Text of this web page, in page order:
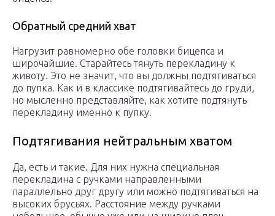
Обратный средний хват
Нагрузит равномерно обе головки бицепса и
широчайшие. Старайтесь тянуть перекладину к
животу. Это не значит, что вы должны подтягиваться
до пупка. Как и в классике подтягивайтесь до груди,
но мысленно представляйте, как хотите подтянуть
перекладину именно к пупку.
Подтягивания нейтральным хватом
Да, есть и такие. Для них нужна специальная
перекладина с ручками направленными
параллельно друг другу или можно подтягиваться на
высоких брусьях. Расстояние между ручками